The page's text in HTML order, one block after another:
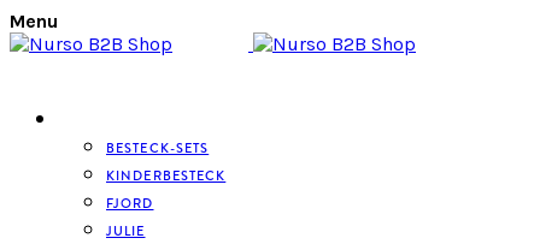
Menu
BESTECK-SETS
KINDERBESTECK
FJORD
JULIE